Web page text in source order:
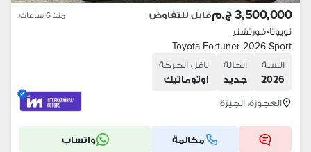
3,500,000 ج.م قابل للتفاوض منذ 6 ساعات
تويوتا•فورتشنر
Toyota Fortuner 2026 Sport
السنة
2026
الحالة
جديد
ناقل الحركة
اوتوماتيك
العجوزة، الجيزة
مكالمة واتساب